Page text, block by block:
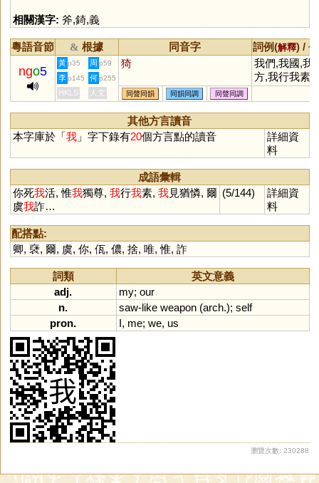
相關漢字: 斧,錡,義
粵語音節 & 根據 同音字 詞例(解釋) /
ngo5
黃 p35 周 p59 猗
我們,我國,我
方,我行我素,
等,我倆,自我,
無我,真我,依
故我,爾詐我
我醉欲眠
李 p145 何 p255
HKLS 人文 同聲同韻 同韻同調 同聲同調
其他方言讀音
本字庫於「我」字下錄有20個方言點的讀音
詳細資
料
成語彙輯
你死我活, 惟我獨尊, 我行我素, 我見猶憐, 爾
虞我詐…
(5/144)
詳細資
料
配搭點:
卿, 褎, 爾, 虞, 你, 佤, 儂, 捨, 唯,惟, 詐
詞類
英文意義
adj.
my; our
n.
saw-like weapon(arch.); self
pron.
I, me; we, us
瀏覽次數: 230288